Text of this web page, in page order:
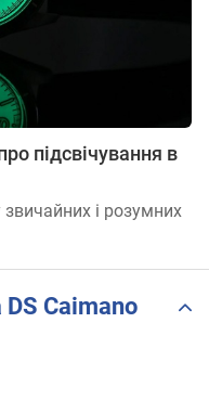
підсвічування в
звичайних і розумних
Caimano